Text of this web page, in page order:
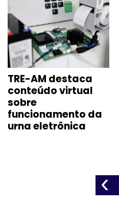
TRE-AM destaca
conteúdo virtual
sobre
funcionamento da
urna eletrônica
‹